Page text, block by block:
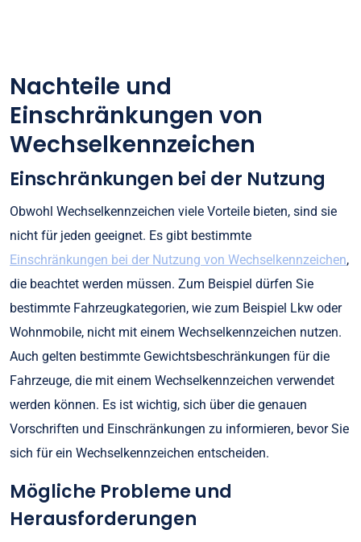
Nachteile und
Einschränkungen von
Wechselkennzeichen
Einschränkungen bei der Nutzung
Obwohl Wechselkennzeichen viele Vorteile bieten, sind sie
nicht für jeden geeignet. Es gibt bestimmte
Einschränkungen bei der Nutzung von Wechselkennzeichen,
die beachtet werden müssen. Zum Beispiel dürfen Sie
bestimmte Fahrzeugkategorien, wie zum Beispiel Lkw oder
Wohnmobile, nicht mit einem Wechselkennzeichen nutzen.
Auch gelten bestimmte Gewichtsbeschränkungen für die
Fahrzeuge, die mit einem Wechselkennzeichen verwendet
werden können. Es ist wichtig, sich über die genauen
Vorschriften und Einschränkungen zu informieren, bevor Sie
sich für ein Wechselkennzeichen entscheiden.
Mögliche Probleme und
Herausforderungen